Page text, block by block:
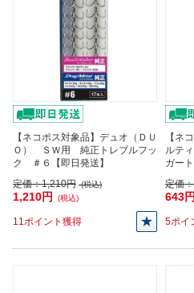
【ネコポス対象品】デュオ（ＤＵ
Ｏ） ＳＷ用 純正トレブルフッ
ク ＃６【即日発送】
定価：1,210円 (税込)
1,210円 (税込)
11ポイント獲得
【ネ
ルテ
ガー
定価：
643円
5ポイ